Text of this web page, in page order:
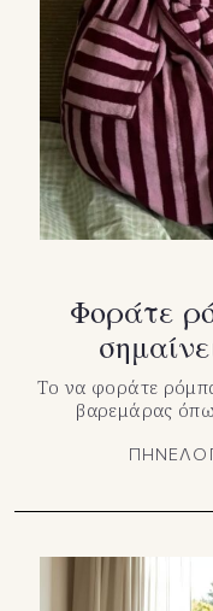
Φοράτε
Το να φοράτε ρόμπα
βαρεμάρας